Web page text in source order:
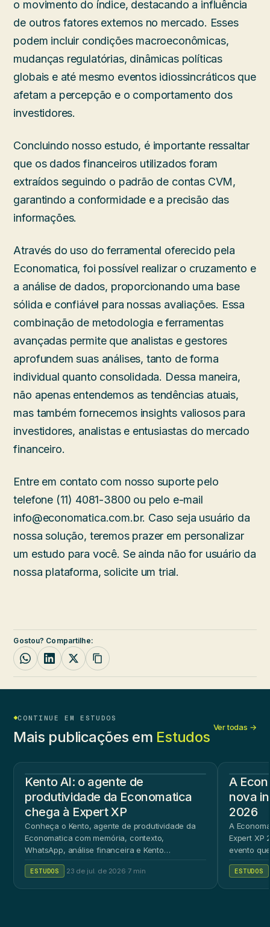
o movimento do índice, destacando a influência
de outros fatores externos no mercado. Esses
podem incluir condições macroeconômicas,
mudanças regulatórias, dinâmicas políticas
globais e até mesmo eventos idiossincráticos que
afetam a percepção e o comportamento dos
investidores.
Concluindo nosso estudo, é importante ressaltar
que os dados financeiros utilizados foram
extraídos seguindo o padrão de contas CVM,
garantindo a conformidade e a precisão das
informações.
Através do uso do ferramental oferecido pela
Economatica, foi possível realizar o cruzamento e
a análise de dados, proporcionando uma base
sólida e confiável para nossas avaliações. Essa
combinação de metodologia e ferramentas
avançadas permite que analistas e gestores
aprofundem suas análises, tanto de forma
individual quanto consolidada. Dessa maneira,
não apenas entendemos as tendências atuais,
mas também fornecemos insights valiosos para
investidores, analistas e entusiastas do mercado
financeiro.
Entre em contato com nosso suporte pelo
telefone (11) 4081-3800 ou pelo e-mail
info@economatica.com.br. Caso seja usuário da
nossa solução, teremos prazer em personalizar
um estudo para você. Se ainda não for usuário da
nossa plataforma, solicite um trial.
Gostou? Compartilhe:
CONTINUE EM ESTUDOS
Mais publicações em Estudos
Ver todas →
Kento AI: o agente de
produtividade da Economatica
chega à Expert XP
Conheça o Kento, agente de produtividade da
Economatica com memória, contexto,
WhatsApp, análise financeira e Kento
ESTUDOS 23 de jul. de 2026 7 min
A
nova
2026
A
Expert XP
evento
ESTUDOS